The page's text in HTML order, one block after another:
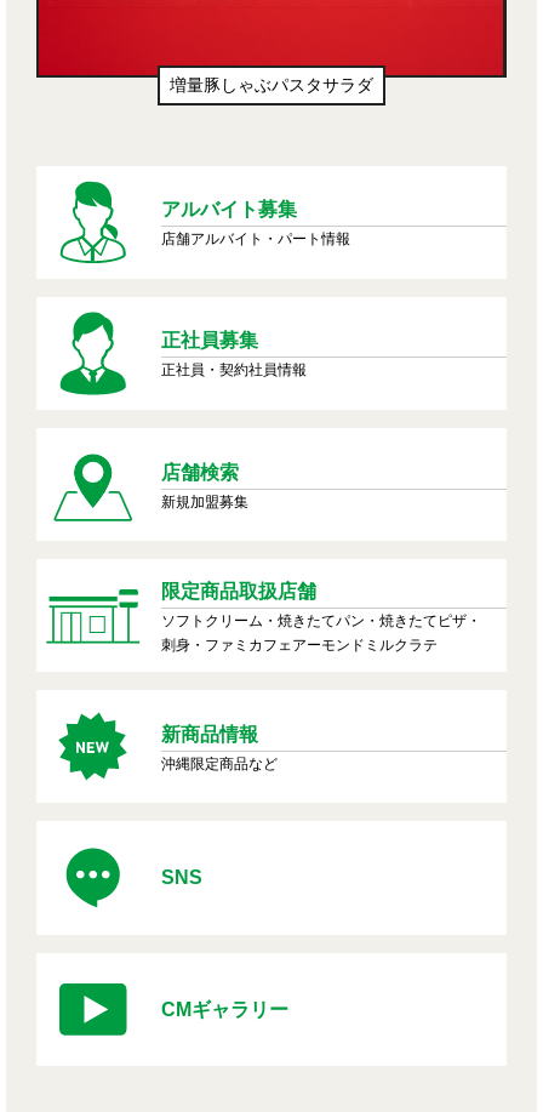
増量豚しゃぶパスタサラダ
アルバイト募集
店舗アルバイト・パート情報
正社員募集
正社員・契約社員情報
店舗検索
新規加盟募集
限定商品取扱店舗
ソフトクリーム・焼きたてパン・焼きたてピザ・
刺身・ファミカフェアーモンドミルクラテ
新商品情報
沖縄限定商品など
SNS
CMギャラリー